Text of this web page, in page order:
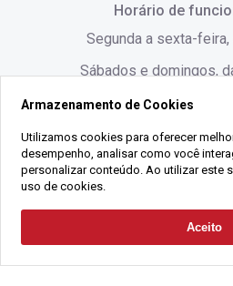
Solicitar
Rua Lauro Linhares, 1080 -
SC
(48) 3220-1045
Alameda César Nascimento,
Jurerê, - Florianópolis - SC
Horário de
Segunda a sexta-
Sábados e domingos,
2021 Copyright - Gralha Imóveis
CNPJ:
Armazenamento de Cookies
Utilizamos cookies para oferecer
desempenho, analisar como você
personalizar conteúdo. Ao utilizar este
uso de cookies.
Aceito